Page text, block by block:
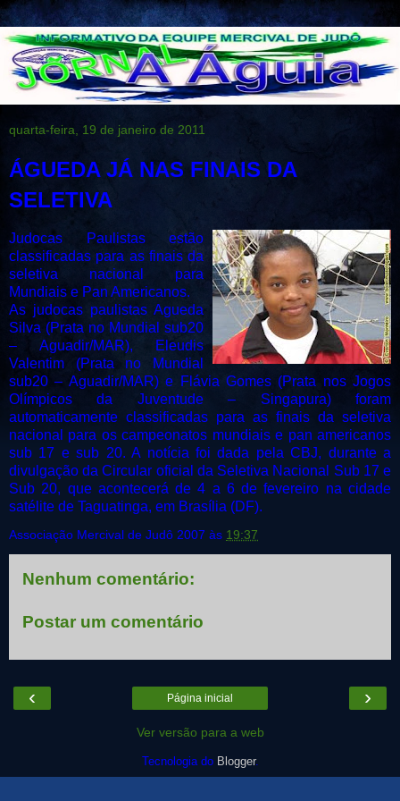
quarta-feira, 19 de janeiro de 2011
ÁGUEDA JÁ NAS FINAIS DA
SELETIVA
Judocas Paulistas estão
classificadas para as finais da
seletiva nacional para
Mundiais e Pan Americanos.
As judocas paulistas Agueda
Silva (Prata no Mundial sub20
– Aguadir/MAR), Eleudis
Valentim (Prata no Mundial
sub20 – Aguadir/MAR) e Flávia Gomes (Prata nos Jogos
Olímpicos da Juventude – Singapura) foram
automaticamente classificadas para as finais da seletiva
nacional para os campeonatos mundiais e pan americanos
sub 17 e sub 20. A notícia foi dada pela CBJ, durante a
divulgação da Circular oficial da Seletiva Nacional Sub 17 e
Sub 20, que acontecerá de 4 a 6 de fevereiro na cidade
satélite de Taguatinga, em Brasília (DF).
Associação Mercival de Judô 2007 às 19:37
Nenhum comentário:
Postar um comentário
‹ ›
Página inicial
Ver versão para a web
Tecnologia do Blogger.